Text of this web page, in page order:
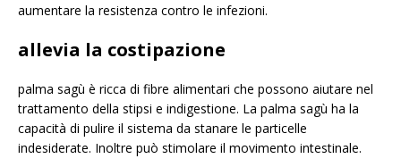
aumentare la resistenza contro le infezioni.
allevia la costipazione
palma sagù è ricca di fibre alimentari che possono aiutare nel
trattamento della stipsi e indigestione. La palma sagù ha la
capacità di pulire il sistema da stanare le particelle
indesiderate. Inoltre può stimolare il movimento intestinale.